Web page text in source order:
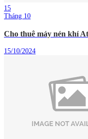
15
Tháng 10
Cho thuê máy nén khí
15/10/2024